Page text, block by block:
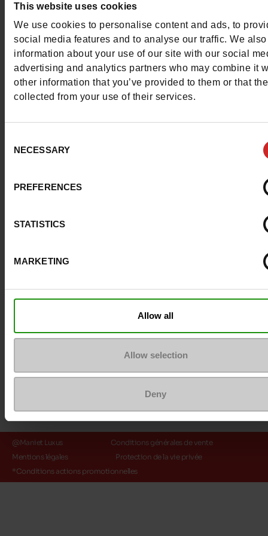
This website uses cookies
We use cookies to personalise content and ads, to
social media features and to analyse our traffic. We
information about your use of our site with our social
advertising and analytics partners who may combine it
other information that you’ve provided to them or that
collected from your use of their services.
Selection
NECESSARY
PREFERENCES
STATISTICS
MARKETING
Allow all
Allow selection
Deny
Contacter le service client
Envoyer un message
Plus d'options de contact
Nous suivre
Service Client
A propos de nous
@Maniet Luxus
Conditions générales de vente
Mentions légales
Protection de la vie privée
*Conditions actions promotionnelles